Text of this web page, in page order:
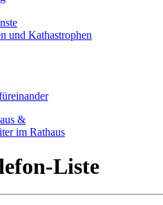
und Kathastrophen
&
im Rathaus
Liste